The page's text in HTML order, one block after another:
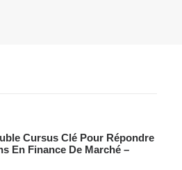
Cursus Clé Pour Répondre
En Finance De Marché –